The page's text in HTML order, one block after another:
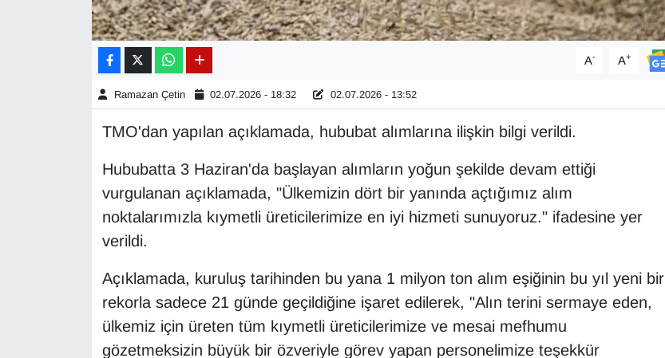
A- A+
Ramazan Çetin 02.07.2026 - 18:32 02.07.2026 - 13:52
TMO'dan yapılan açıklamada, hububat alımlarına ilişkin bilgi verildi.
Hububatta 3 Haziran'da başlayan alımların yoğun şekilde devam ettiği
vurgulanan açıklamada, "Ülkemizin dört bir yanında açtığımız alım
noktalarımızla kıymetli üreticilerimize en iyi hizmeti sunuyoruz." ifadesine yer
verildi.
Açıklamada, kuruluş tarihinden bu yana 1 milyon ton alım eşiğinin bu yıl yeni bir
rekorla sadece 21 günde geçildiğine işaret edilerek, "Alın terini sermaye eden,
ülkemiz için üreten tüm kıymetli üreticilerimize ve mesai mefhumu
gözetmeksizin büyük bir özveriyle görev yapan personelimize teşekkür
GENEL
Gündem
HABERDE İNSAN
Kamu Alımları
Kim Kimdir?